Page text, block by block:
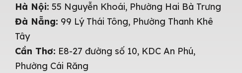
Hà Nội: 55 Nguyễn Khoái, Phường Hai Bà Trưng
Đà Nẵng: 99 Lý Thái Tông, Phường Thanh Khê
Tây
Cần Thơ: E8-27 đường số 10, KDC An Phú,
Phường Cái Răng